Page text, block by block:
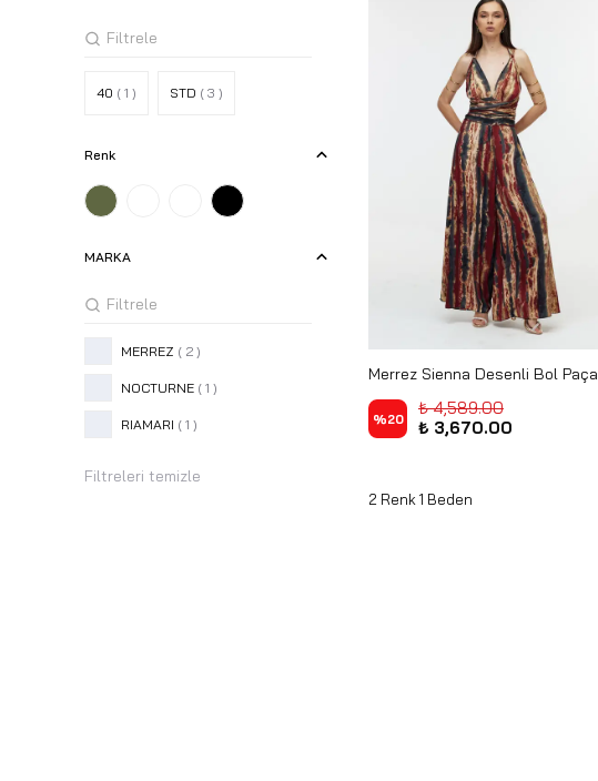
40 ( 1 ) STD ( 3 )
Renk
MARKA
MERREZ ( 2 )
NOCTURNE ( 1 )
RIAMARI ( 1 )
Filtreleri temizle
Merrez Sienna Desenli Bol Paça
Tulum 26Y-11747 - MONDOO
%20
₺ 4,589.00
₺ 3,670.00
2 Renk 1 Beden